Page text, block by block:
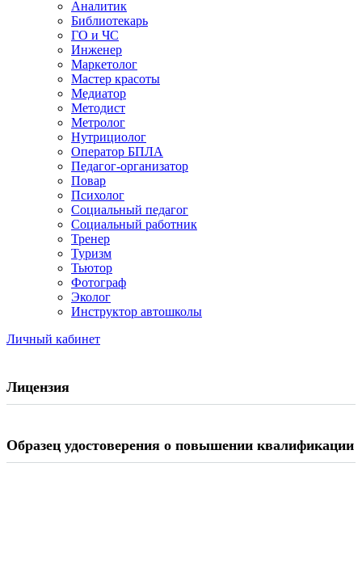
Аналитик
Библиотекарь
ГО и ЧС
Инженер
Маркетолог
Мастер красоты
Медиатор
Методист
Метролог
Нутрициолог
Оператор БПЛА
Педагог-организатор
Повар
Психолог
Социальный педагог
Социальный работник
Тренер
Туризм
Тьютор
Фотограф
Эколог
Инструктор автошколы
Личный кабинет
Лицензия
Образец удостоверения о повышении квалификации